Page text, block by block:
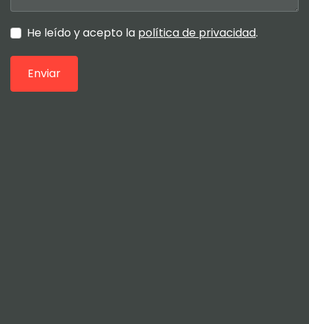
He leído y acepto la política de privacidad.
Enviar